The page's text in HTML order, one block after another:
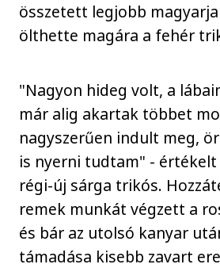
összetett legjobb
ölthette magára a fehér
"Nagyon hideg volt, a
már alig akartak többet
nagyszerűen indult meg,
is nyerni tudtam" - értékelt
régi-új sárga trikós.
remek munkát végzett a
és bár az utolsó kanyar
támadása kisebb zavart